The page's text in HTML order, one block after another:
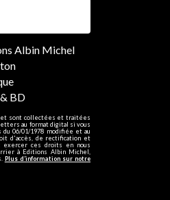
Albin Michel
BD
et sont collectées et traitées
au format digital si vous
06/01/1978 modifiée et au
d'accès, de rectification et
exercer ces droits en nous
à Editions Albin Michel,
Plus d’information sur notre